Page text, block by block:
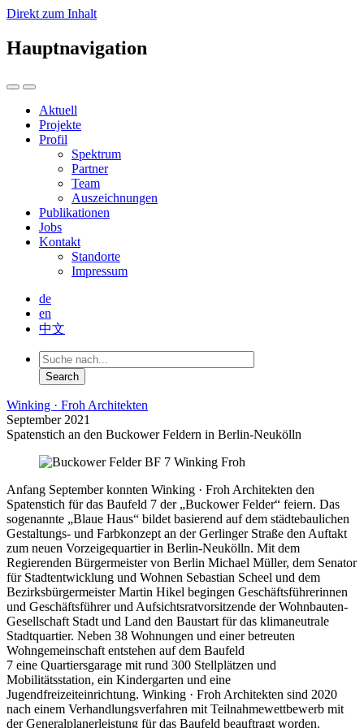
Direkt zum Inhalt
Hauptnavigation
Aktuell
Projekte
Profil
Spektrum
Partner
Team
Auszeichnungen
Publikationen
Jobs
Kontakt
Standorte
Impressum
de
en
中文
Winking · Froh Architekten
September 2021
Spatenstich an den Buckower Feldern in Berlin-Neukölln
Anfang September konnten Winking · Froh Architekten den
Spatenstich für das Baufeld 7 der „Buckower Felder“ feiern. Das
sogenannte „Blaue Haus“ bildet basierend auf dem städtebaulichen
Gestaltungs- und Farbkonzept an der Gerlinger Straße den Auftakt
zum neuen Vorzeigequartier in Berlin-Neukölln. Mit dem
Regierenden Bürgermeister von Berlin Michael Müller, dem Senator
für Stadtentwicklung und Wohnen Sebastian Scheel und dem
Bezirksbürgermeister Martin Hikel begingen Geschäftsführerinnen
und Geschäftsführer und Aufsichtsratvorsitzende der Wohnbauten-
Gesellschaft Stadt und Land den Baustart für das klimaneutrale
Stadtquartier. Neben 38 Wohnungen und einer betreuten
Wohngemeinschaft entstehen auf dem Baufeld
7 eine Quartiersgarage mit rund 300 Stellplätzen und
Mobilitätsstation, ein Kindergarten und eine
Jugendfreizeiteinrichtung. Winking · Froh Architekten sind 2020
nach einem Verhandlungsverfahren mit Teilnahmewettbewerb mit
der Generalplanerleistung für das Baufeld beauftragt worden.